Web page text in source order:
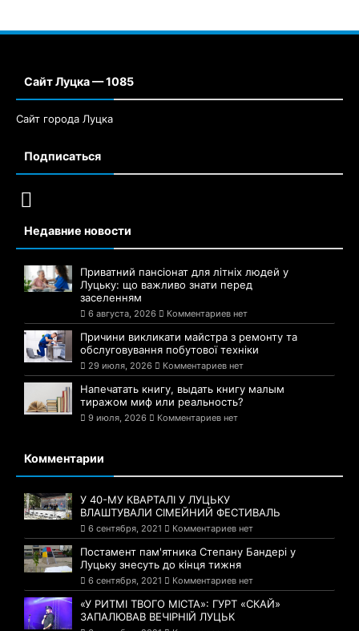
Сайт Луцка — 1085
Сайт города Луцка
Подписаться
Недавние новости
Приватний пансіонат для літніх людей у
Луцьку: що важливо знати перед
заселенням
6 августа, 2026 Комментариев нет
Причини викликати майстра з ремонту та
обслуговування побутової техніки
29 июля, 2026 Комментариев нет
Напечатать книгу, выдать книгу малым
тиражом миф или реальность?
9 июля, 2026 Комментариев нет
Комментарии
У 40-МУ КВАРТАЛІ У ЛУЦЬКУ
ВЛАШТУВАЛИ СІМЕЙНИЙ ФЕСТИВАЛЬ
6 сентября, 2021 Комментариев нет
Постамент пам'ятника Степану Бандері у
Луцьку знесуть до кінця тижня
6 сентября, 2021 Комментариев нет
«У РИТМІ ТВОГО МІСТА»: ГУРТ «СКАЙ»
ЗАПАЛЮВАВ ВЕЧІРНІЙ ЛУЦЬК